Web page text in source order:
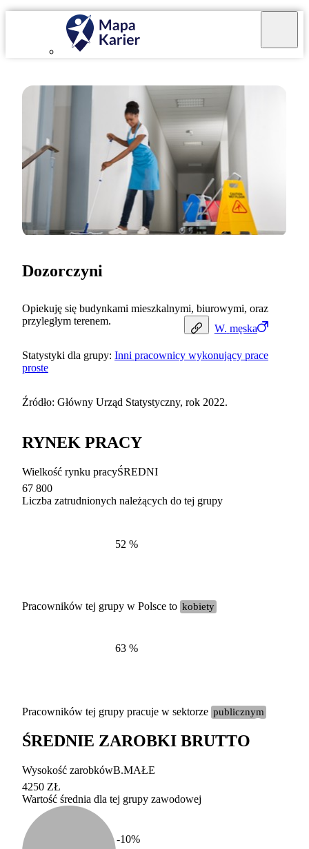
W. męska
Dozorczyni
Opiekuję się budynkami mieszkalnymi, biurowymi, oraz
przyległym terenem.
Statystyki dla grupy: Inni pracownicy wykonujący prace
proste
Źródło: Główny Urząd Statystyczny, rok 2022.
RYNEK PRACY
Etykieta
duży
100-200 tysięcy
Wielkość rynku pracyŚREDNI
67 800
Liczba zatrudnionych należących do tej grupy
52 %
Pracowników tej grupy w Polsce to kobiety
63 %
Pracowników tej grupy pracuje w sektorze publicznym
ŚREDNIE ZAROBKI BRUTTO
Wysokość zarobkówB.MAŁE
4250 ZŁ
Wartość średnia dla tej grupy zawodowej
-10%